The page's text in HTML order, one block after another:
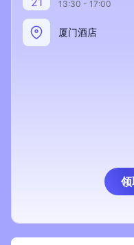
AllValue
新零售资讯
13:30 - 17:00
厦门酒店